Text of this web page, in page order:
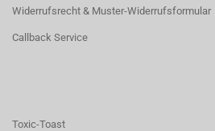
Widerrufsrecht & Muster-Widerrufsformular
Callback Service
Toxic-Toast